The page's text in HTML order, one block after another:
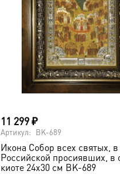
11 299₽
Артикул: BK-689
Икона Собор всех святых,
Российской просиявших, в
киоте 24х30 см BK-689